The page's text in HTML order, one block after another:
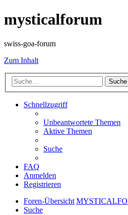
mysticalforum
swiss-goa-forum
Zum Inhalt
Suche
Schnellzugriff
Unbeantwortete Themen
Aktive Themen
Suche
FAQ
Anmelden
Registrieren
Foren-Übersicht
Suche